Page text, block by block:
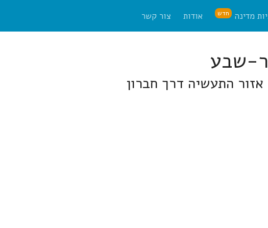
מדינה חדש אודות צור קשר
התעשיה דרך חברון